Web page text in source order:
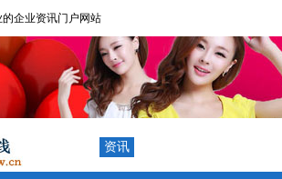
企业资讯门户网站
资讯